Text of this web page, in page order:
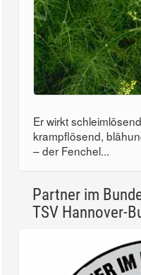
Er wirkt
krampflösend,
– der Fenchel...
Partner im
TSV Hannover-